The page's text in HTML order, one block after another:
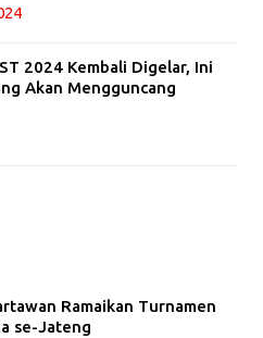
2024 Kembali Digelar, Ini
Akan Mengguncang
Ramaikan Turnamen
se-Jateng